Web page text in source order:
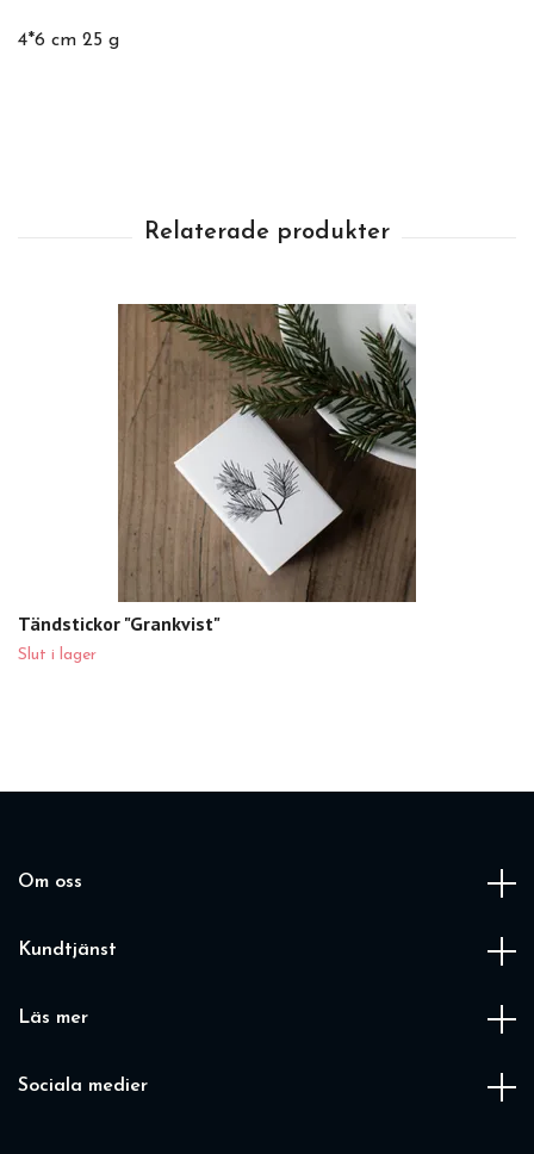
4*6 cm 25 g
Tändstickor "Grankvist"
Slut i lager
Om oss
Kundtjänst
Läs mer
Sociala medier